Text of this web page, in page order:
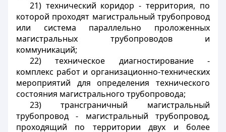
21) технический коридор - территория, по
которой проходят магистральный трубопровод
или система параллельно проложенных
магистральных трубопроводов и
коммуникаций;
22) техническое диагностирование -
комплекс работ и организационно-технических
мероприятий для определения технического
состояния магистрального трубопровода;
23) трансграничный магистральный
трубопровод - магистральный трубопровод,
проходящий по территории двух и более